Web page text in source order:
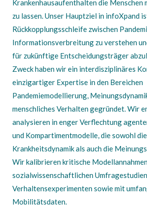
Krankenhausaufenthalten die Menschen
zu lassen. Unser Hauptziel in infoXpand
Rückkopplungsschleife zwischen
Informationsverbreitung zu verstehen
für zukünftige Entscheidungsträger
Zweck haben wir ein interdisziplinäres
einzigartiger Expertise in den Bereichen
Pandemiemodellierung,
menschliches Verhalten gegründet. Wir
analysieren in enger Verflechtung
und Kompartimentmodelle, die sowohl
Krankheitsdynamik als auch die
Wir kalibrieren kritische
sozialwissenschaftlichen
Verhaltensexperimenten sowie mit
Mobilitätsdaten.